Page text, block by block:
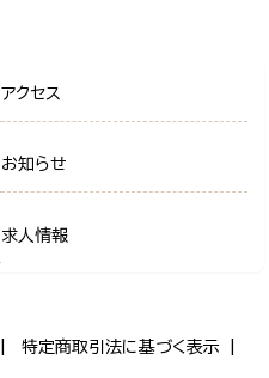
アクセス
お知らせ
求人情報
特定商取引法に基づく表示